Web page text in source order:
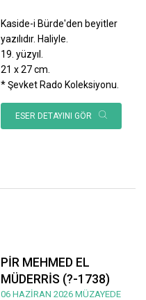
Kaside-i Bürde'den beyitler
yazılıdır. Haliyle.
19. yüzyıl.
21 x 27 cm.
* Şevket Rado Koleksiyonu.
ESER DETAYINI GÖR
PİR MEHMED EL
MÜDERRİS (?-1738)
06 HAZİRAN 2026 MÜZAYEDE